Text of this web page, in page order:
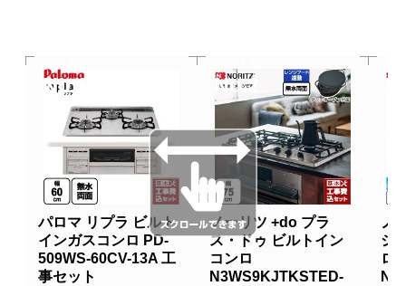
No.1
パロマ リプラ ビルト
インガスコンロ PD-
509WS-60CV-13A 工
事セット
No.2
ノーリツ +do プラ
ス・ドゥ ビルトイン
コンロ
N3WS9KJTKSTED-
ノ
シ
ロ